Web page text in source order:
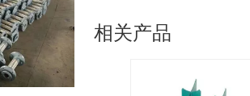
相关产品